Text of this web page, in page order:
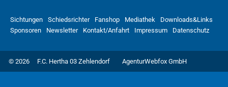
Sichtungen Schiedsrichter Fanshop Mediathek
Downloads&Links
Sponsoren
Newsletter Kontakt/Anfahrt Impressum Datenschutz
© 2026 F.C. Hertha 03 Zehlendorf AgenturWebfox GmbH